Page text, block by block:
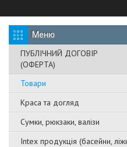
ПУБЛІЧНИЙ ДОГОВІР
(ОФЕРТА)
Товари
Краса та догляд
Сумки, рюкзаки, валізи
Intex продукція (басейни,